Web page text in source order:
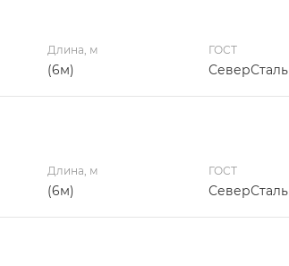
Длина, м
(6м)
ГОСТ
СеверСталь
Длина, м
(6м)
ГОСТ
СеверСталь